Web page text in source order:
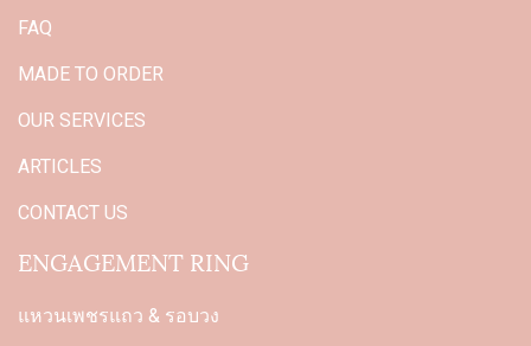
FAQ
MADE TO ORDER
OUR SERVICES
ARTICLES
CONTACT US
ENGAGEMENT RING
แหวนเพชรแถว & รอบวง